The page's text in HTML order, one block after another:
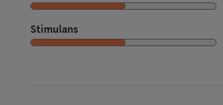
Stimulans